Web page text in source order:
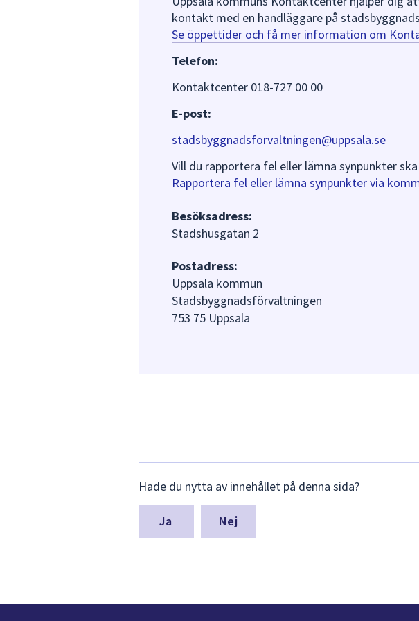
kontakt med en handläggare på
Se öppettider och få mer information om
Telefon:
Kontaktcenter 018-727 00 00
E-post:
stadsbyggnadsforvaltningen@uppsala.se
Vill du rapportera fel eller lämna synpunkter
Rapportera fel eller lämna synpunkter via
Besöksadress:
Stadshusgatan 2
Postadress:
Uppsala kommun
Stadsbyggnadsförvaltningen
753 75 Uppsala
synpunkter
för
denna
Hade du nytta av innehållet på denna sida?
Nej